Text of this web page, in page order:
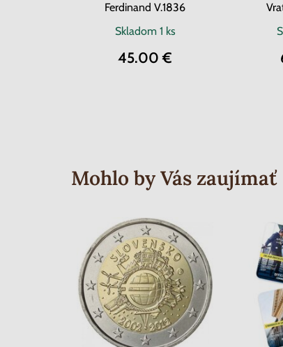
Ferdinand V.1836
Skladom 1 ks
45.00 €
Mohlo by Vás zaujímať